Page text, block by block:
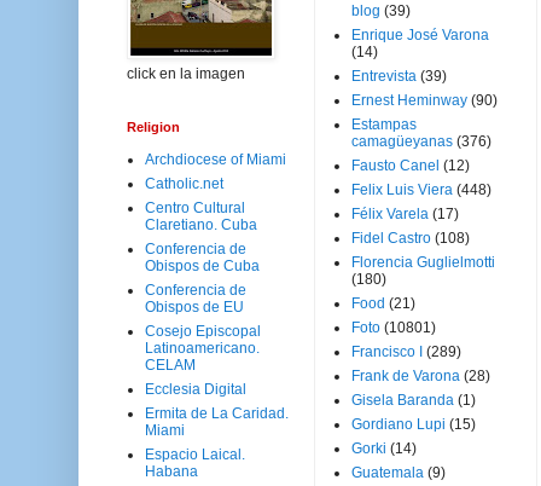
click en la imagen
Religion
Archdiocese of Miami
Catholic.net
Centro Cultural
Claretiano. Cuba
Conferencia de
Obispos de Cuba
Conferencia de
Obispos de EU
Cosejo Episcopal
Latinoamericano.
CELAM
Ecclesia Digital
Ermita de La Caridad.
Miami
Espacio Laical.
Habana
blog (39)
Enrique José Varona
(14)
Entrevista (39)
Ernest Heminway (90)
Estampas
camagüeyanas (376)
Fausto Canel (12)
Felix Luis Viera (448)
Félix Varela (17)
Fidel Castro (108)
Florencia Guglielmotti
(180)
Food (21)
Foto (10801)
Francisco I
(289)
Frank de Varona (28)
Gisela Baranda (1)
Gordiano Lupi (15)
Gorki (14)
Guatemala (9)